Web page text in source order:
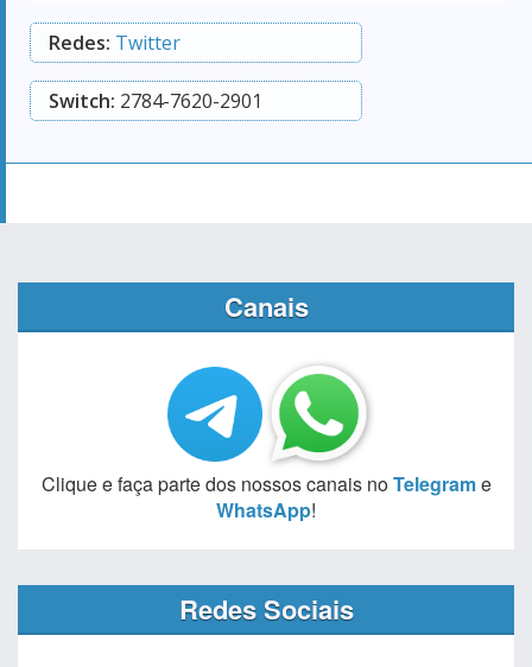
Redes: Twitter
Switch: 2784-7620-2901
Canais
Clique e faça parte dos nossos canais noTelegrame
WhatsApp!
Redes Sociais